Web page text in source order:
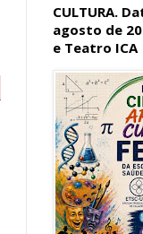
CULTURA.
agosto de
e Teatro ICA